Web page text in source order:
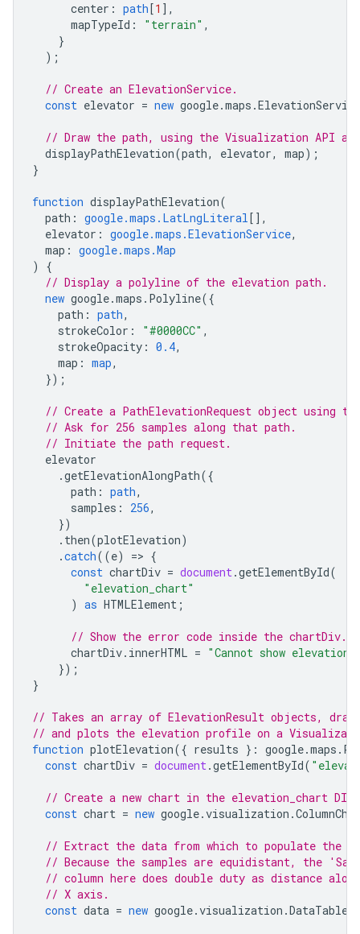
center : path[1 ],
mapTypeId : "terrain" ,
}
);
// Create an ElevationService.
const elevator = new google.maps .ElevationService
// Draw the path, using the Visualization API
displayPathElevation(path, elevator, map);
}
function displayPathElevation(
path : google.maps.LatLngLiteral[],
elevator : google.maps.ElevationService,
map : google.maps.Map
)
{
// Display a polyline of the elevation path.
new google.maps . Polyline({
path : path,
strokeColor : "#0000CC" ,
strokeOpacity : 0.4,
map : map,
});
// Create a PathElevationRequest object using
// Ask for 256 samples along that path.
// Initiate the path request.
elevator
.getElevationAlongPath({
path : path,
samples : 256,
})
. then(plotElevation)
.catch((e) => {
const chartDiv = document.getElementById(
"elevation_chart"
) as HTMLElement ;
// Show the error code inside the chartDiv.
chartDiv. innerHTML = "Cannot show
});
}
// Takes an array of ElevationResult objects,
// and plots the elevation profile on a
function plotElevation({ results } : google.maps .
const chartDiv = document.getElementById(
// Create a new chart in the elevation_chart DIV.
const chart = new google.visualization .
// Extract the data from which to populate the
// Because the samples are equidistant, the
// column here does double duty as distance
// X axis.
const data = new google.visualization .DataTable